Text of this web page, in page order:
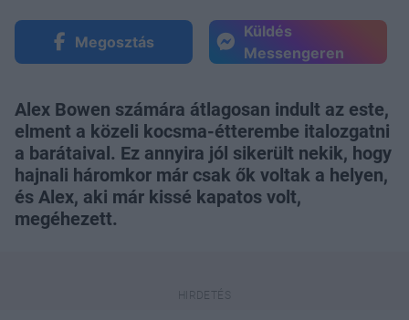
Megosztás
Küldés
Messengeren
Alex Bowen számára átlagosan indult az este,
elment a közeli kocsma-étterembe italozgatni
a barátaival. Ez annyira jól sikerült nekik, hogy
hajnali háromkor már csak ők voltak a helyen,
és Alex, aki már kissé kapatos volt,
megéhezett.